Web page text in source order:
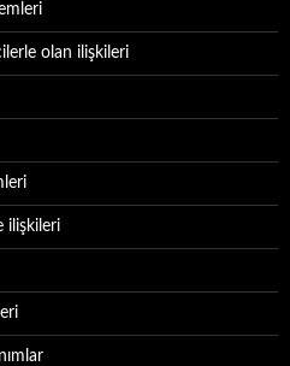
olan ilişkileri
ilişkileri